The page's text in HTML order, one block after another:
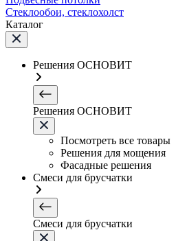
Стеклообои, стеклохолст
Каталог
Решения ОСНОВИТ
Решения ОСНОВИТ
Посмотреть все товары
Решения для мощения
Фасадные решения
Смеси для брусчатки
Смеси для брусчатки